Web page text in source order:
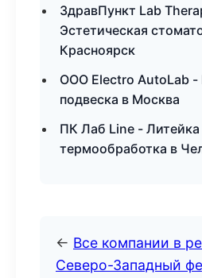
ЗдравПункт Lab
Эстетическая
Красноярск
ООО Electro AutoLab -
подвеска в Москва
ПК Лаб Line - Литейка
термообработка в
← Все компании в
Северо-Западный